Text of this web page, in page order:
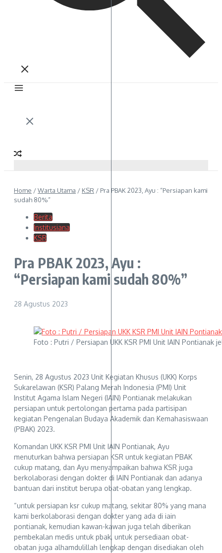
Home /Warta Utama / KSR / Pra PBAK 2023, Ayu : “Persiapan kami
sudah 80%”
Berita
Institusiana
KSR
Pra PBAK 2023, Ayu :
“Persiapan kami sudah 80%”
28 Agustus 2023
Foto : Putri / Persiapan UKK KSR PMI Unit IAIN Pontianak
Senin, 28 Agustus 2023 Unit Kegiatan Khusus (UKK) Korps
Sukarelawan (KSR) Palang Merah Indonesia (PMI) Unit
Institut Agama Islam Negeri (IAIN) Pontianak melakukan
persiapan untuk pertolongan pertama pada partisipan
kegiatan Pengenalan Budaya Akademik dan Kemahasiswaan
(PBAK) 2023.
Komandan UKK KSR PMI Unit IAIN Pontianak, Ayu
menuturkan bahwa persiapan KSR untuk kegiatan PBAK
cukup matang, dan Ayu menyampaikan bahwa KSR juga
berkolaborasi dengan dokter di IAIN Pontianak dan adanya
bantuan dari institut berupa obat-obatan yang lengkap.
“untuk persiapan ksr cukup matang, sekitar 80% yang mana
kami berkolaborasi dengan dokter yang ada di iain
pontianak, kemudian kawan-kawan juga telah diberikan
pembekalan medis untuk pbak, untuk persediaan obat-
obatan juga alhamdulillah lengkap dengan disediakan oleh